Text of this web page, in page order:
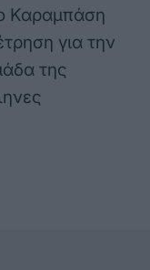
Καραμπάση
για την
της